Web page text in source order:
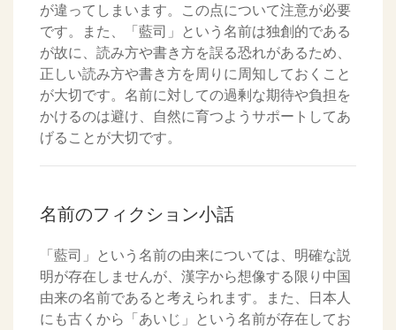
が違ってしまいます。この点について注意が必要
です。また、「藍司」という名前は独創的である
が故に、読み方や書き方を誤る恐れがあるため、
正しい読み方や書き方を周りに周知しておくこと
が大切です。名前に対しての過剰な期待や負担を
かけるのは避け、自然に育つようサポートしてあ
げることが大切です。
名前のフィクション小話
「藍司」という名前の由来については、明確な説
明が存在しませんが、漢字から想像する限り中国
由来の名前であると考えられます。また、日本人
にも古くから「あいじ」という名前が存在してお